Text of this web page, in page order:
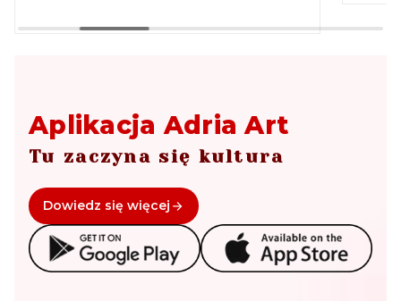
Aplikacja Adria Art
Tu zaczyna się kultura
Dowiedz się więcej